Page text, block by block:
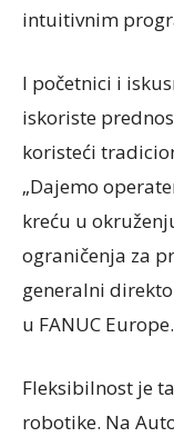
intuitivnim
I početnici i
iskoriste
koristeći
„Dajemo
kreću u
ograničenja za
generalni
u FANUC Europe.
Fleksibilnost je
robotike. Na